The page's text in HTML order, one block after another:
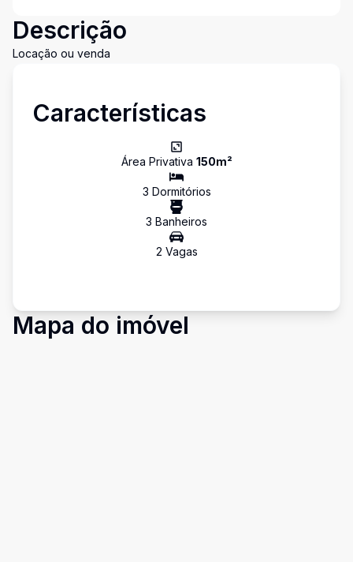
Descrição
Locação ou venda
Características
Área Privativa 150m²
3 Dormitórios
3 Banheiros
2 Vagas
Mapa do imóvel